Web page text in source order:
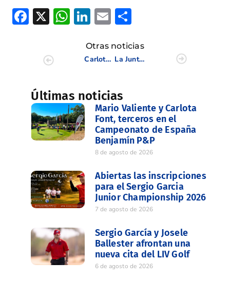
Facebook
X WhatsApp
LinkedIn
Email
Otras noticias
Carlota López y Martina Navarro, en el Grupo de Trabajo CTAF España
La Junta Directiva reafirma su compromiso con el crecimiento del golf valenciano
Últimas noticias
Mario Valiente y Carlota
Font, terceros en el
Campeonato de España
Benjamín P&P
8 de agosto de 2026
Abiertas las inscripciones
para el Sergio Garcia
Junior Championship 2026
7 de agosto de 2026
Sergio García y Josele
Ballester afrontan una
nueva cita del LIV Golf
6 de agosto de 2026